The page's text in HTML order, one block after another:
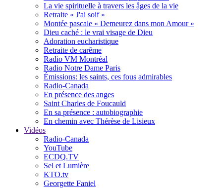
La vie spirituelle à travers les âges de la vie
Retraite « J'ai soif »
Montée pascale « Demeurez dans mon Amour »
Dieu caché : le vrai visage de Dieu
Adoration eucharistique
Retraite de carême
Radio VM Montréal
Radio Notre Dame Paris
Émissions: les saints, ces fous admirables
Radio-Canada
En présence des anges
Saint Charles de Foucauld
En sa présence : autobiographie
En chemin avec Thérèse de Lisieux
Vidéos
Radio-Canada
YouTube
ECDQ.TV
Sel et Lumière
KTO.tv
Georgette Faniel